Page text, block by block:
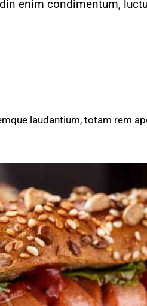
enim condimentum,
laudantium, totam rem